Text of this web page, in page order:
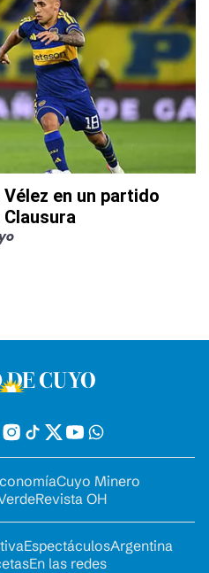
en un partido
Cuyo Minero
Revista OH
EspectáculosArgentina
En las redes